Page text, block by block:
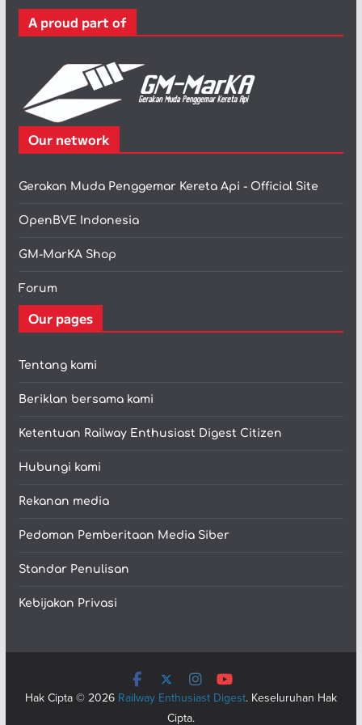
r
A proud part of
Our network
Gerakan Muda Penggemar Kereta Api - Official Site
OpenBVE Indonesia
GM-MarKA Shop
Forum
Our pages
Tentang kami
Beriklan bersama kami
Ketentuan Railway Enthusiast Digest Citizen
Hubungi kami
Rekanan media
Pedoman Pemberitaan Media Siber
Standar Penulisan
Kebijakan Privasi
Hak Cipta © 2026 Railway Enthusiast Digest. Keseluruhan Hak
Cipta.